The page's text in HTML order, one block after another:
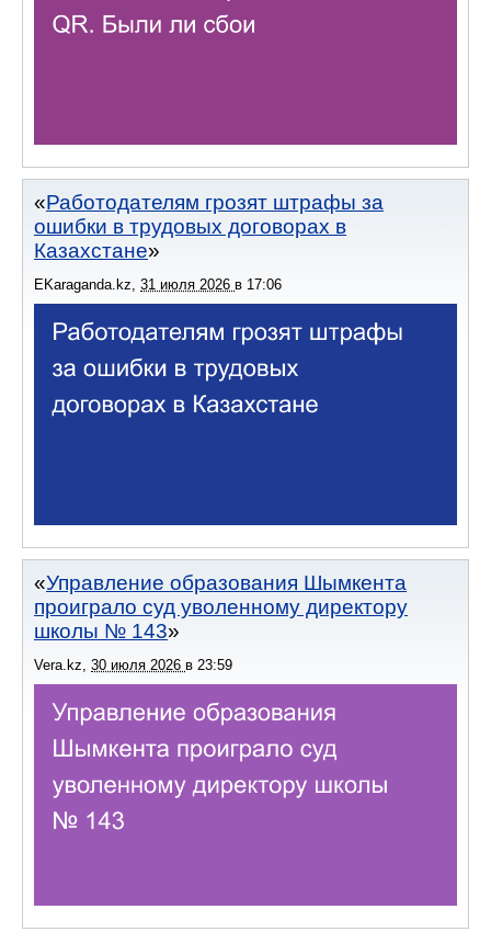
Работодателям грозят штрафы за
ошибки в трудовых договорах в
Казахстане
EKaraganda.kz, 31 июля 2026 в 17:06
Управление образования Шымкента
проиграло суд уволенному директору
школы № 143
Vera.kz, 30 июля 2026 в 23:59